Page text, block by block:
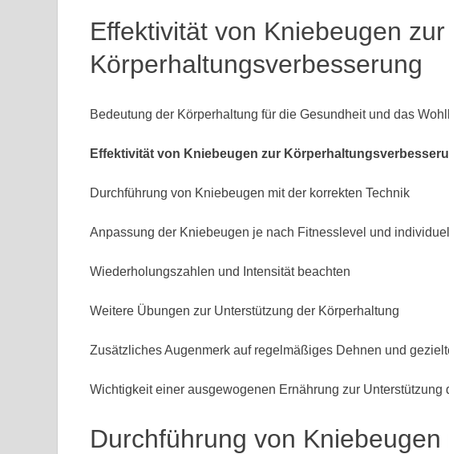
Effektivität von Kniebeugen zur
Körperhaltungsverbesserung
Bedeutung der Körperhaltung für die Gesundheit und das
Effektivität von Kniebeugen zur
Durchführung von Kniebeugen mit der korrekten Technik
Anpassung der Kniebeugen je nach Fitnesslevel und
Wiederholungszahlen und Intensität beachten
Weitere Übungen zur Unterstützung der Körperhaltung
Zusätzliches Augenmerk auf regelmäßiges Dehnen und
Wichtigkeit einer ausgewogenen Ernährung zur Unterstützung
Durchführung von